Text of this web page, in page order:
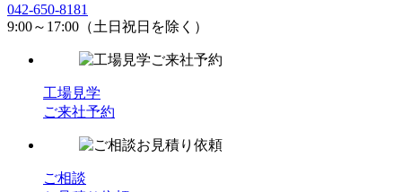
042-650-8181
9:00～17:00（土日祝日を除く）
工場見学
ご来社予約
ご相談